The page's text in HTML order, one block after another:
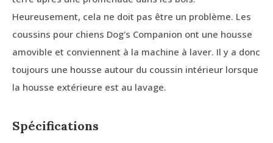
Heureusement, cela ne doit pas être un problème. Les
coussins pour chiens Dog's Companion ont une housse
amovible et conviennent à la machine à laver. Il y a donc
toujours une housse autour du coussin intérieur lorsque
la housse extérieure est au lavage.
Spécifications